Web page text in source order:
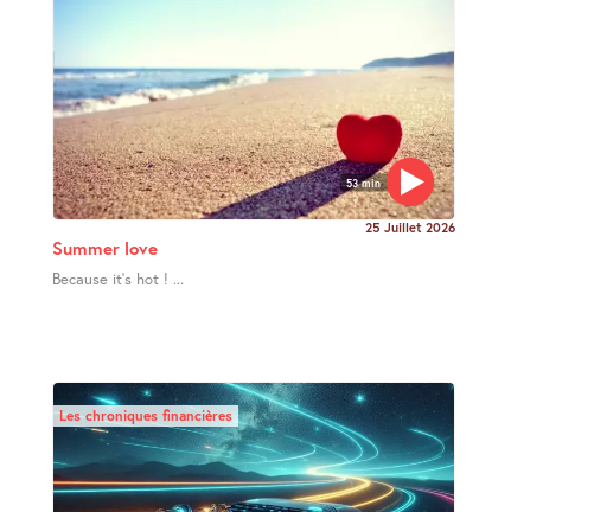
53 min
25 Juillet 2026
Summer love
Because it’s hot ! ...
Les chroniques financières